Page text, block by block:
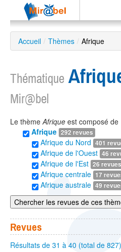
Le réseau
Soutien
Recherche
avancée
?
Accueil / Thèmes / Afrique
Thématique
Mir@bel
Le thèmeAfrique est composé de
Afrique 292 revues
Afrique du Nord 401
Afrique de l'Ouest 46
Afrique de l'Est 26 revues
Afrique centrale 17
Afrique australe 49
Chercher les revues de ces
Revues
Résultats de 31 à 40 (total de 827)